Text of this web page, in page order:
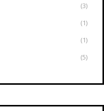
(3)
(1)
(1)
(5)